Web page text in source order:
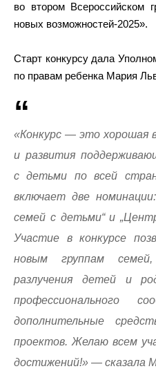
во втором Всероссийском
новых возможностей-2025».
Старт конкурсу дала
по правам ребенка Мария
«Конкурс — это хорошая
и развития
с детьми по всей
включает две
семей с детьми“ и
Участие в конкурсе
новым группам
разлучения детей и
профессионального
дополнительные
проектов. Желаю всем
достижений!» — сказала